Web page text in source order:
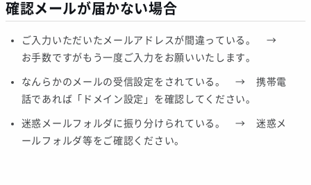
確認メールが届かない場合
ご入力いただいたメールアドレスが間違っている。 →
お手数ですがもう一度ご入力をお願いいたします。
なんらかのメールの受信設定をされている。 → 携帯電
話であれば「ドメイン設定」を確認してください。
迷惑メールフォルダに振り分けられている。 → 迷惑メ
ールフォルダ等をご確認ください。